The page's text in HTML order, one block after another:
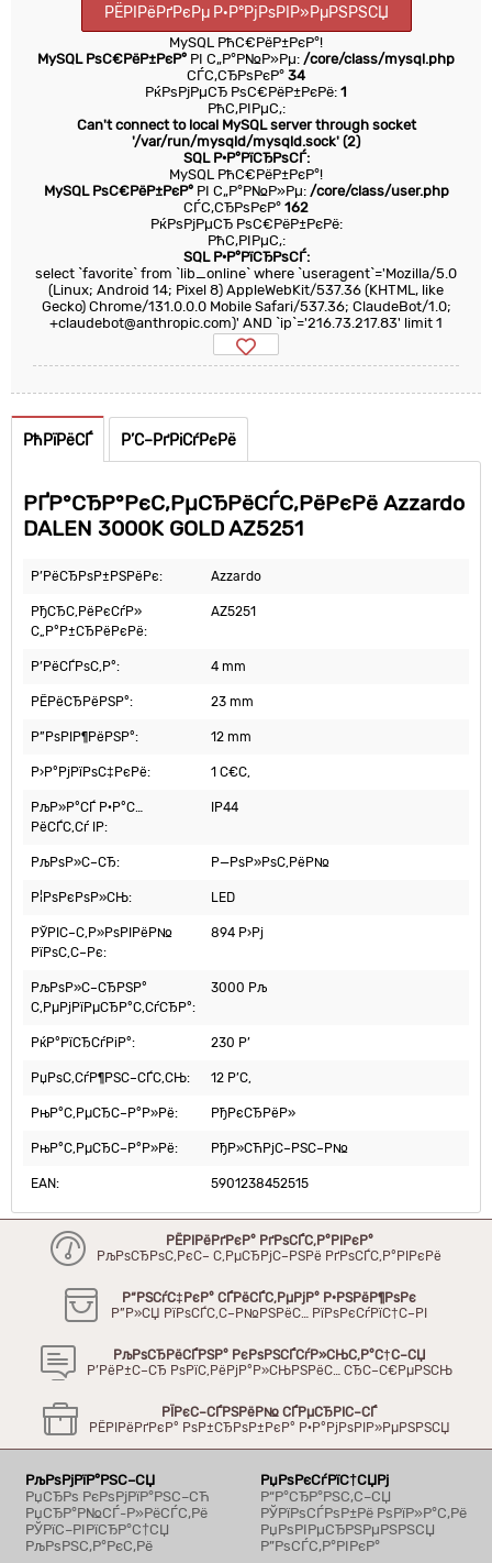
РЁРІРёРґРєРµ Р·Р°РјРѕРІР»РµРЅРЅСЏ
MySQL РћС€РёР±РєР°!
MySQL РѕС€РёР±РєР° РІ С„Р°Р№Р»Рµ: /core/class/mysql.php
СЃС‚СЂРѕРєР° 34
РќРѕРјРµСЂ РѕС€РёР±РєРё: 1
РћС‚РІРµС‚:
Can't connect to local MySQL server through socket
'/var/run/mysqld/mysqld.sock' (2)
SQL Р·Р°РїСЂРѕСЃ:
MySQL РћС€РёР±РєР°!
MySQL РѕС€РёР±РєР°РІ С„Р°Р№Р»Рµ: /core/class/user.php
СЃС‚СЂРѕРєР° 162
РќРѕРјРµСЂ РѕС€РёР±РєРё:
РћС‚РІРµС‚:
SQL Р·Р°РїСЂРѕСЃ:
select `favorite` from `lib_online` where `useragent`='Mozilla/5.0
(Linux; Android 14; Pixel 8) AppleWebKit/537.36 (KHTML, like
Gecko) Chrome/131.0.0.0 Mobile Safari/537.36; ClaudeBot/1.0;
+claudebot@anthropic.com)' AND `ip`='216.73.217.83' limit 1
РћРїРёСЃ Р’С–РґРіСѓРєРё
РҐР°СЂР°РєС‚РµСЂРёСЃС‚РёРєРё Azzardo
DALEN 3000K GOLD AZ5251
Р’РёСЂРѕР±РЅРёРє: Azzardo
РђСЂС‚РёРєСѓР»
С„Р°Р±СЂРёРєРё:
AZ5251
Р’РёСЃРѕС‚Р°: 4 mm
РЁРёСЂРёРЅР°: 23 mm
Р”РѕРІР¶РёРЅР°: 12 mm
Р›Р°РјРїРѕС‡РєРё: 1 С€С‚
РљР»Р°СЃ Р·Р°С…
РёСЃС‚Сѓ IP:
IP44
РљРѕР»С–СЂ: Р—РѕР»РѕС‚РёР№
Р¦РѕРєРѕР»СЊ: LED
РЎРІС–С‚Р»РѕРІРёР№
РїРѕС‚С–Рє:
894 Р›Рј
РљРѕР»С–СЂРЅР°
С‚РµРјРїРµСЂР°С‚СѓСЂР°:
3000 Рљ
РќР°РїСЂСѓРіР°: 230 Р’
РџРѕС‚СѓР¶РЅС–СЃС‚СЊ: 12 Р’С‚
РњР°С‚РµСЂС–Р°Р»Рё: РђРєСЂРёР»
РњР°С‚РµСЂС–Р°Р»Рё: РђР»СЋРјС–РЅС–Р№
EAN: 5901238452515
РЁРІРёРґРєР° РґРѕСЃС‚Р°РІРєР°
РљРѕСЂРѕС‚РєС– С‚РµСЂРјС–РЅРё РґРѕСЃС‚Р°РІРєРё
Р“РЅСѓС‡РєР° СЃРёСЃС‚РµРјР° Р·РЅРёР¶РѕРє
Р”Р»СЏ РїРѕСЃС‚С–Р№РЅРёС… РїРѕРєСѓРїС†С–РІ
РљРѕСЂРёСЃРЅР° РєРѕРЅСЃСѓР»СЊС‚Р°С†С–СЏ
Р’РёР±С–СЂ РѕРїС‚РёРјР°Р»СЊРЅРёС… СЂС–С€РµРЅСЊ
РЇРєС–СЃРЅРёР№ СЃРµСЂРІС–СЃ
РЁРІРёРґРєР° РѕР±СЂРѕР±РєР° Р·Р°РјРѕРІР»РµРЅРЅСЏ
РљРѕРјРїР°РЅС–СЏ
РџСЂРѕ РєРѕРјРїР°РЅС–СЋ
РџСЂР°Р№СЃ-Р»РёСЃС‚Рё
РЎРїС–РІРїСЂР°С†СЏ
РљРѕРЅС‚Р°РєС‚Рё
РџРѕРєСѓРїС†СЏРј
Р“Р°СЂР°РЅС‚С–СЏ
РЎРїРѕСЃРѕР±Рё РѕРїР»Р°С‚Рё
РџРѕРІРµСЂРЅРµРЅРЅСЏ
Р”РѕСЃС‚Р°РІРєР°